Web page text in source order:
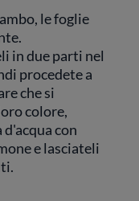
le foglie
in due parti nel
procedete a
che si
colore,
con
e lasciateli